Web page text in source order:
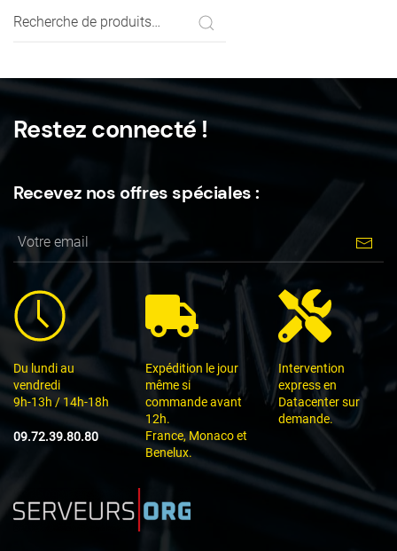
Recherche
Restez connecté !
Recevez nos offres spéciales :
Du lundi au
vendredi
9h-13h / 14h-18h
09.72.39.80.80
Expédition le jour
même si
commande avant
12h.
France, Monaco et
Benelux.
Intervention
express en
Datacenter sur
demande.